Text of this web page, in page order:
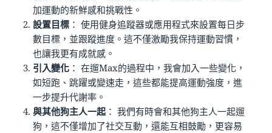
加運動的新鮮感和挑戰性。
設置目標 ： 使用健身追蹤器或應用程式來設置每日步
數目標，並跟蹤進度。這不僅激勵我保持運動習慣，
也讓我更有成就感。
引入變化 ： 在遛Max的過程中，我會加入一些變化，
如短跑、跳躍或變速走，這些都能提高運動強度，進
一步提升代謝率。
與其他狗主人一起： 我們有時會和其他狗主人一起遛
狗，這不僅增加了社交互動，還能互相鼓勵，更容易